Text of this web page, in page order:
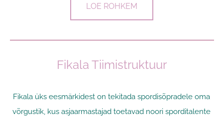
LOE ROHKEM
Fikala Tiimistruktuur
Fikala üks eesmärkidest on tekitada spordisõpradele oma
võrgustik, kus asjaarmastajad toetavad noori sporditalente